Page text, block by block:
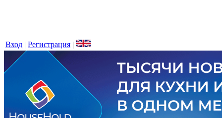
Вход | Регистрация |